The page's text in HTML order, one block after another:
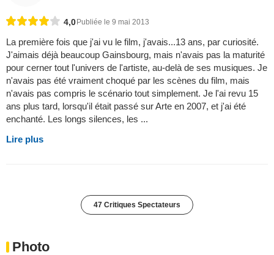
4,0Publiée le 9 mai 2013
La première fois que j'ai vu le film, j'avais...13 ans, par curiosité.
J'aimais déjà beaucoup Gainsbourg, mais n'avais pas la maturité
pour cerner tout l'univers de l'artiste, au-delà de ses musiques. Je
n'avais pas été vraiment choqué par les scènes du film, mais
n'avais pas compris le scénario tout simplement. Je l'ai revu 15
ans plus tard, lorsqu'il était passé sur Arte en 2007, et j'ai été
enchanté. Les longs silences, les ...
Lire plus
47 Critiques Spectateurs
Photo